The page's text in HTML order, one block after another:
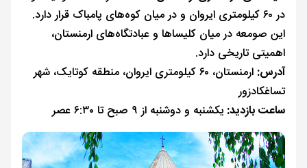
در ۶۰ کیلومتری ایروان و در میان کوه‌های پامباک قرار دارد.
این صومعه در میان کلیسا‌ها و عبادتگاه‌های ارمنستان،
اهمیتی تاریخی دارد.
آدرس:
ارمنستان، ۶۰ کیلومتری ایروان، منطقه کوتایک، شهر
تساغکادزور
ساعت بازدید: یکشنبه و دوشنبه از ۹ صبح تا ۶:۳۰ عصر